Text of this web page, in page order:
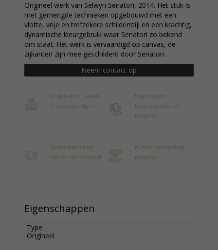
Origineel werk van Selwyn Senatori, 2014. Het stuk is
met gemengde technieken opgebouwd met een
vlotte, vrije en trefzekere schilderstijl en een krachtig,
dynamische kleurgebruik waar Senatori zo bekend
om staat. Het werk is vervaardigd op canvas, de
zijkanten zijn mee geschilderd door Senatori.
Neem contact op
Vrijblijvend 1 week
thuis bezichtigen
Uitgebreide
huurconstructies
mogelijk
Gratis aflevering
binnen de randstad
Kunstkoopregeling
mogelijk
Eigenschappen
Type
Origineel